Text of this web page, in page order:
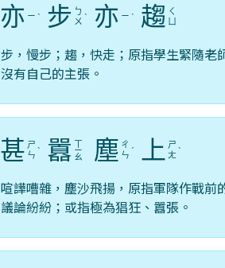
亦 ㄧ ˋ 步 ㄅ
ㄨ ˋ 亦 ㄧ ˋ 趨 ㄑ
步，慢步；趨，快走；原指學生緊隨
沒有自己的主張。
甚 ㄕ
ㄣ ˋ 囂 ㄒ
ㄧ
ㄠ 塵 ㄔ
ㄣ ˊ 上 ㄕ
ㄤ ˋ
喧譁嘈雜，塵沙飛揚，原指軍隊作戰前
議論紛紛；或指極為猖狂、囂張。